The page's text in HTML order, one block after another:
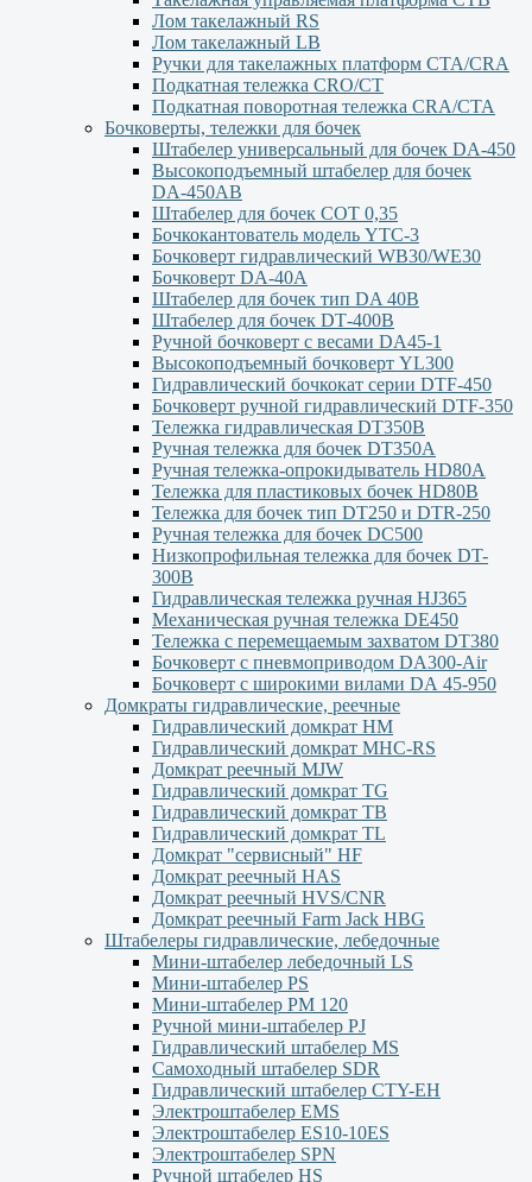
Лом такелажный RS
Лом такелажный LB
Ручки для такелажных платформ СТА/CRA
Подкатная тележка CRO/CT
Подкатная поворотная тележка CRA/CTA
Бочковерты, тележки для бочек
Штабелер универсальный для бочек DA-450
Высокоподъемный штабелер для бочек
DА-450АВ
Штабелер для бочек СОТ 0,35
Бочкокантователь модель YTC-3
Бочковерт гидравлический WB30/WE30
Бочковерт DA-40A
Штабелер для бочек тип DA 40В
Штабелер для бочек DТ-400В
Ручной бочковерт с весами DА45-1
Высокоподъемный бочковерт YL300
Гидравлический бочкокат серии DTF-450
Бочковерт ручной гидравлический DTF-350
Тележка гидравлическая DT350B
Ручная тележка для бочек DT350A
Ручная тележка-опрокидыватель HD80A
Тележка для пластиковых бочек HD80B
Тележка для бочек тип DT250 и DTR-250
Ручная тележка для бочек DC500
Низкопрофильная тележка для бочек DT-
300В
Гидравлическая тележка ручная HJ365
Механическая ручная тележка DE450
Тележка с перемещаемым захватом DT380
Бочковерт с пневмоприводом DA300-Air
Бочковерт с широкими вилами DА 45-950
Домкраты гидравлические, реечные
Гидравлический домкрат НМ
Гидравлический домкрат MHC-RS
Домкрат реечный MJW
Гидравлический домкрат TG
Гидравлический домкрат ТВ
Гидравлический домкрат TL
Домкрат "сервисный" НF
Домкрат реечный HAS
Домкрат реечный HVS/CNR
Домкрат реечный Farm Jack HBG
Штабелеры гидравлические, лебедочные
Мини-штабелер лебедочный LS
Мини-штабелер PS
Мини-штабелер РМ 120
Ручной мини-штабелер PJ
Гидравлический штабелер MS
Самоходный штабелер SDR
Гидравлический штабелер CTY-EH
Электроштабелер EMS
Электроштабелер ES10-10ES
Электроштабелер SPN
Ручной штабелер HS